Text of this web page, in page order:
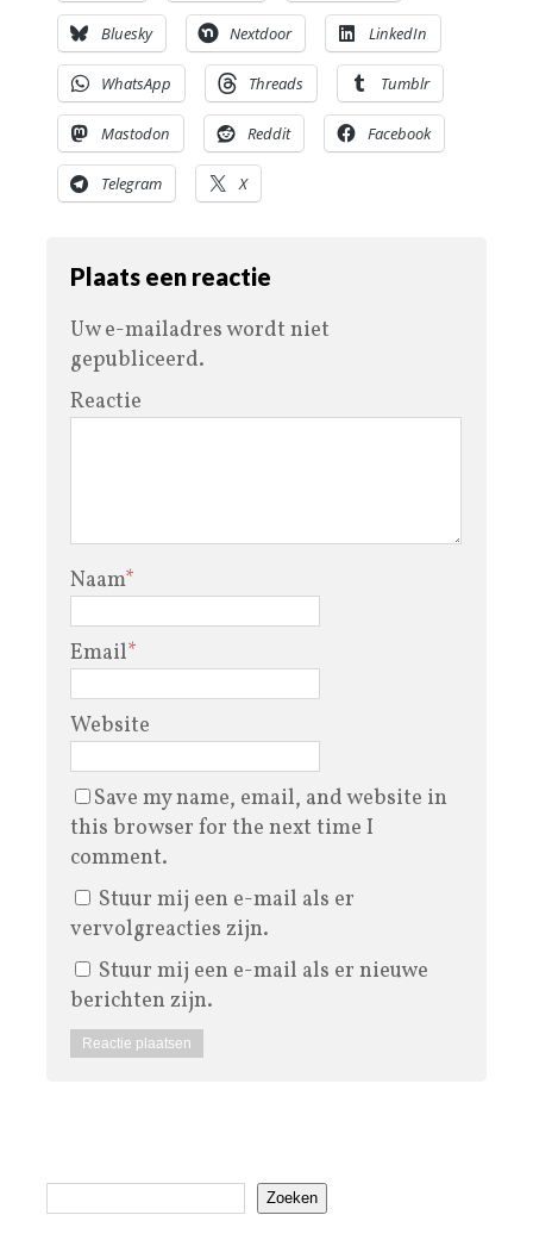
Bluesky Nextdoor LinkedIn
WhatsApp Threads Tumblr
Mastodon Reddit Facebook
Telegram X
Plaats een reactie
Uw e-mailadres wordt niet
gepubliceerd.
Reactie
Naam*
Email*
Website
Save my name, email, and website in
this browser for the next time I
comment.
Stuur mij een e-mail als er
vervolgreacties zijn.
Stuur mij een e-mail als er nieuwe
berichten zijn.
Zoeken